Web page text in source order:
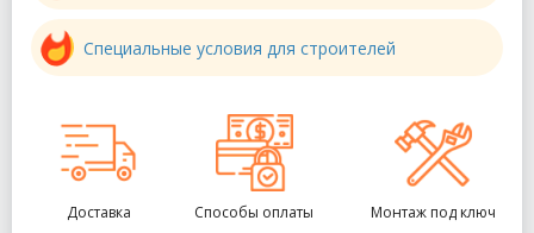
Специальные условия для строителей
Доставка Способы оплаты Монтаж под ключ